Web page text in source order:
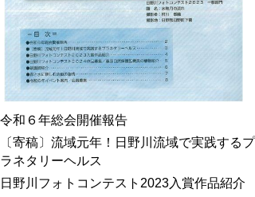
令和６年総会開催報告
〔寄稿〕流域元年！日野川流域で実践するプ
ラネタリーヘルス
日野川フォトコンテスト2023入賞作品紹介